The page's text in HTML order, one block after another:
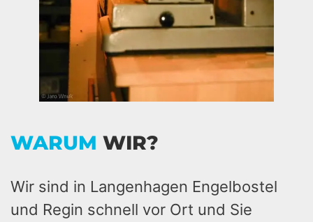
WARUM WIR?
Wir sind in Langenhagen Engelbostel
und Regin schnell vor Ort und Sie